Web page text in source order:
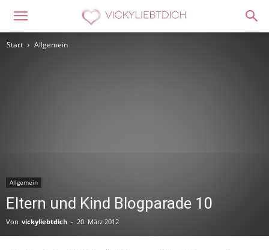
Start Allgemein
Allgemein
Eltern und Kind Blogparade 10
Von vickyliebtdich - 20. März 2012